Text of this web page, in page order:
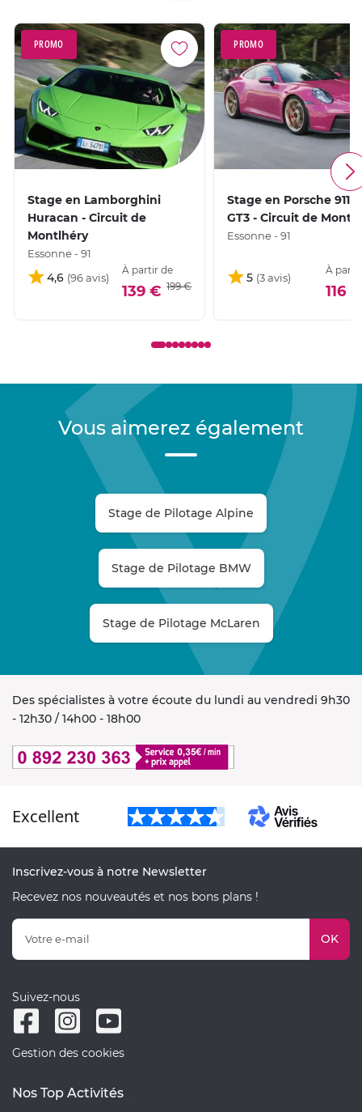
PROMO
Stage en Lamborghini
Huracan - Circuit de
Montlhéry
Essonne - 91
4,6
À partir de
139 € 199 €
PROMO
Stage en Porsche 911
GT3 - Circuit de
Essonne - 91
5
À
116 €
Vous aimerez également
Stage de Pilotage Alpine
Stage de Pilotage BMW
Stage de Pilotage McLaren
Des spécialistes à votre écoute du lundi au vendredi 9h30
- 12h30 / 14h00 - 18h00
Excellent
Inscrivez-vous à notre Newsletter
Recevez nos nouveautés et nos bons plans !
OK
Suivez-nous
Gestion des cookies
Nos Top Activités